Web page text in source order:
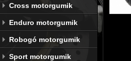
Cross motorgumik
Enduro motorgumik
Robogó motorgumik
Sport motorgumik